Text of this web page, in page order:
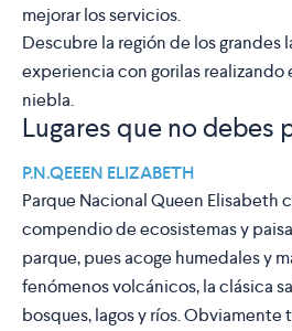
mejorar los servicios.
Descubre la región de los grandes
experiencia con gorilas realizando
niebla.
Lugares que no debes
P.N.QEEEN ELIZABETH
Parque Nacional Queen Elisabeth
compendio de ecosistemas y
parque, pues acoge humedales y
fenómenos volcánicos, la clásica
bosques, lagos y ríos.